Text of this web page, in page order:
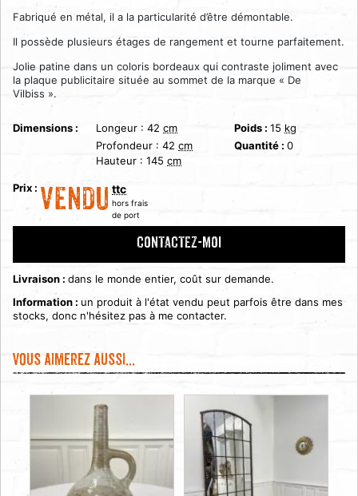
Fabriqué en métal, il a la particularité d’être démontable.
Il possède plusieurs étages de rangement et tourne parfaitement.
Jolie patine dans un coloris bordeaux qui contraste joliment avec
la plaque publicitaire située au sommet de la marque « De
Vilbiss ».
Dimensions : Longeur : 42 cm
Profondeur : 42 cm
Hauteur : 145 cm
Poids :15 kg
Quantité :0
Prix : VENDU ttc
hors frais
de port
CONTACTEZ-MOI
Livraison : dans le monde entier, coût sur demande.
Information : un produit à l'état vendu peut parfois être dans mes
stocks, donc n'hésitez pas à me contacter.
Vous aimerez aussi...